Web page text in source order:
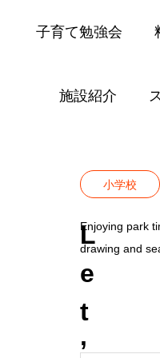
子育て勉強会
施設紹介
小学校
L
e
t
’
Enjoying park
drawing and